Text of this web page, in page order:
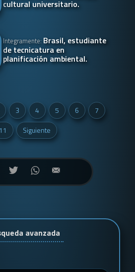
cultural universitario.
Integramente: Brasil, estudiante
de tecnicatura en
planificación ambiental.
3 4 5 6
7
11 Siguiente
avanzada